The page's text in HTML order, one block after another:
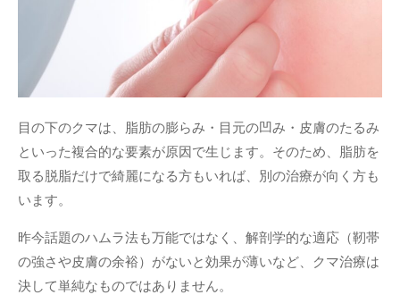
目の下のクマは、脂肪の膨らみ・目元の凹み・皮膚のたるみ
といった複合的な要素が原因で生じます。そのため、脂肪を
取る脱脂だけで綺麗になる方もいれば、別の治療が向く方も
います。
昨今話題のハムラ法も万能ではなく、解剖学的な適応（靭帯
の強さや皮膚の余裕）がないと効果が薄いなど、クマ治療は
決して単純なものではありません。